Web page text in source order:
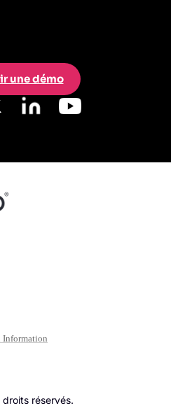
une démo
Information
réservés.